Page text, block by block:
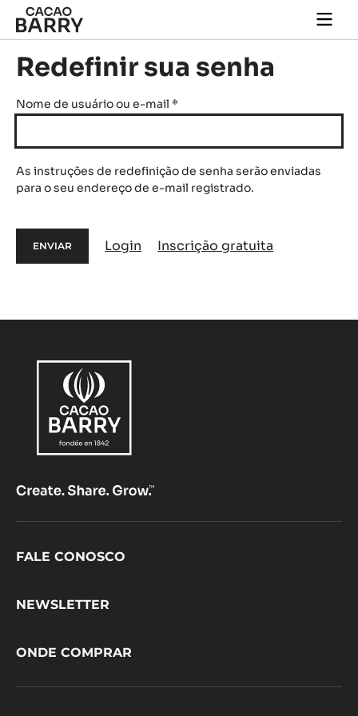
Skip to main content
main
Redefinir sua senha
Nome de usuário ou e-mail *
As instruções de redefinição de senha serão enviadas
para o seu endereço de e-mail registrado.
Login Inscrição gratuita
Footer
FALE CONOSCO
NEWSLETTER
ONDE COMPRAR